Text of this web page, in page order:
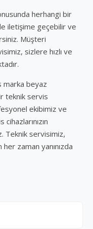
herhangi bir
iletişime geçebilir ve
Müşteri
sizlere hızlı ve
marka beyaz
teknik servis
ekibimiz ve
Teknik servisimiz,
zaman yanınızda